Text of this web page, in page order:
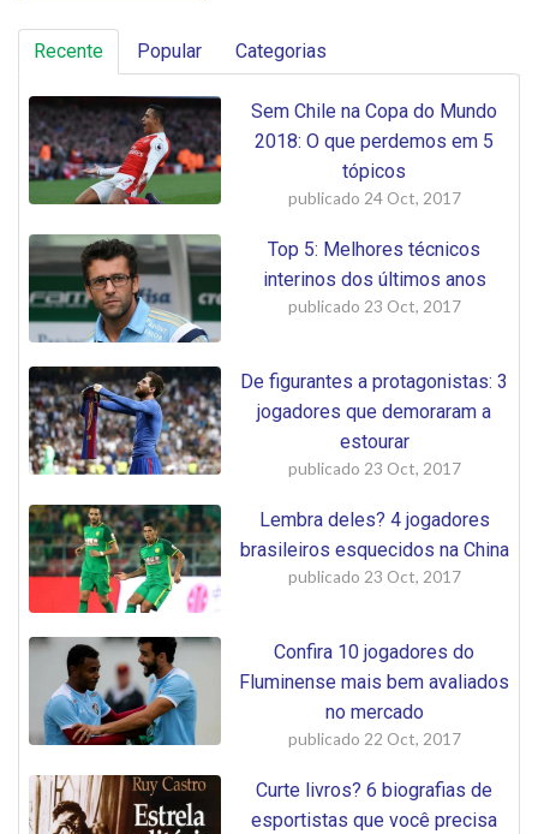
Recente Popular Categorias
Sem Chile na Copa do Mundo
2018: O que perdemos em 5
tópicos
publicado 24 Oct, 2017
Top 5: Melhores técnicos
interinos dos últimos anos
publicado 23 Oct, 2017
De figurantes a protagonistas: 3
jogadores que demoraram a
estourar
publicado 23 Oct, 2017
Lembra deles? 4 jogadores
brasileiros esquecidos na China
publicado 23 Oct, 2017
Confira 10 jogadores do
Fluminense mais bem avaliados
no mercado
publicado 22 Oct, 2017
Curte livros? 6 biografias de
esportistas que você precisa